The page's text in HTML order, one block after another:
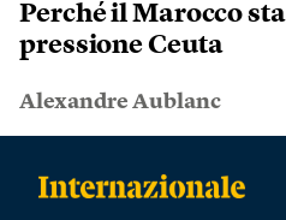
Perché il Marocco
pressione Ceuta
Alexandre Aublanc